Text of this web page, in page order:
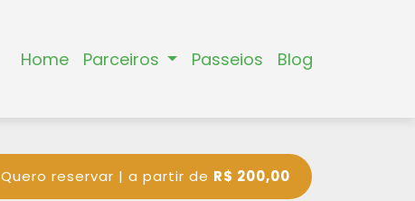
Home Parceiros Passeios Blog
Quero reservar | a partir de R$ 200,00